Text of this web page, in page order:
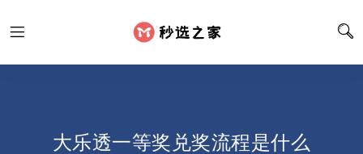
大乐透一等奖兑奖流程是什么